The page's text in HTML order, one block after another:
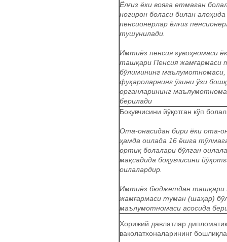
Ёлғиз ёки вояга етмаган
ногирон боласи билан
пенсионерлар ёлғиз
тушунилади.
Имтиёз пенсия гувоҳномаси
ташқари Пенсия жамғармаси
бўлимининг маълумотномаси,
фуқароларнинг ўзини ўзи
органларининг
берилади
Боқувчисини йўқотган кўп
Ота-онасидан бири ёки ота-
ҳамда оилада 16 ёшга
ортиқ болалари бўлган
мақсадида боқувчисини
оилалардир.
Имтиёз бюджетдан ташқари
жамғармаси туман (шаҳар)
маълумотномаси асосида
Хорижий давлатлар дипломатик
ваколатхоналарининг